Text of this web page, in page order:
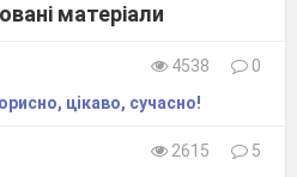
інновацій
2018/2019 н.р)
матеріали
4538
0
цікаво, сучасно!
2615
5